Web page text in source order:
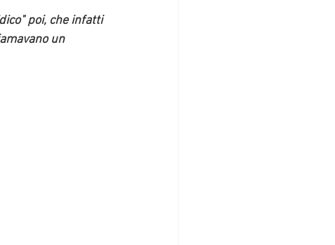
poi, che infatti
un